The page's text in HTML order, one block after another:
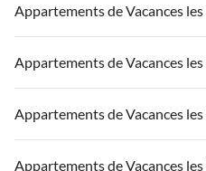
Appartements de Vacances à France
Appartements de Vacances à Paris-
Appartements de Vacances à Paris
Appartements de Vacances à Côte
Appartements de Vacances
Appartements de Vacances à France
Appartements de Vacances à Paris-
Appartements de Vacances à Paris
Appartements de Vacances
Appartements de Vacances à France
Appartements de Vacances à Paris-
Appartements de Vacances
Appartements de Vacances à France
Appartements de Vacances